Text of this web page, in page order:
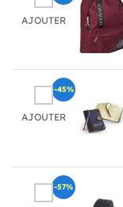
AJOUTER
AJOUTER
-45%
-57%